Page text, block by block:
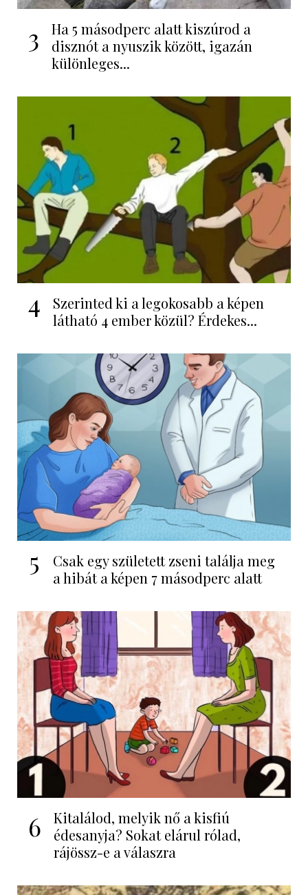
3
Ha 5 másodperc alatt kiszúrod a
disznót a nyuszik között, igazán
különleges...
4
Szerinted ki a legokosabb a képen
látható 4 ember közül? Érdekes...
5
Csak egy született zseni találja meg
a hibát a képen 7 másodperc alatt
6
Kitalálod, melyik nő a kisfiú
édesanyja? Sokat elárul rólad,
rájössz-e a válaszra